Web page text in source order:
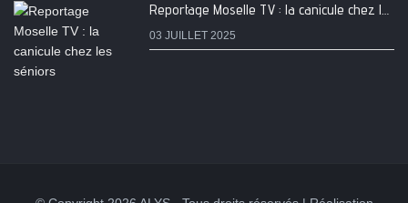
Reportage Moselle TV : la canicule chez les séniors
03 JUILLET 2025